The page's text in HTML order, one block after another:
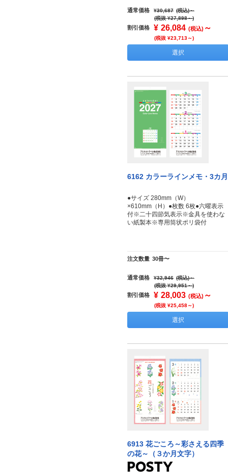
通常価格 ¥30,687 (税込)～
(税抜 ¥27,898～)
割引価格 ¥ 26,084 (税込) ～
(税抜 ¥23,713～)
選択
6162 カラーラインメモ・3カ月
●サイズ 280mm（W）
×610mm（H）●枚数 6枚●六曜表示
付※二十四節気表示※金具を使わな
い紙製本※専用筒状ポリ袋付
注文数量 30冊〜
通常価格 ¥32,946 (税込)～
(税抜 ¥29,951～)
割引価格 ¥ 28,003 (税込) ～
(税抜 ¥25,458～)
選択
6913 花ごころ～彩さえる四季
の花～（３か月文字）